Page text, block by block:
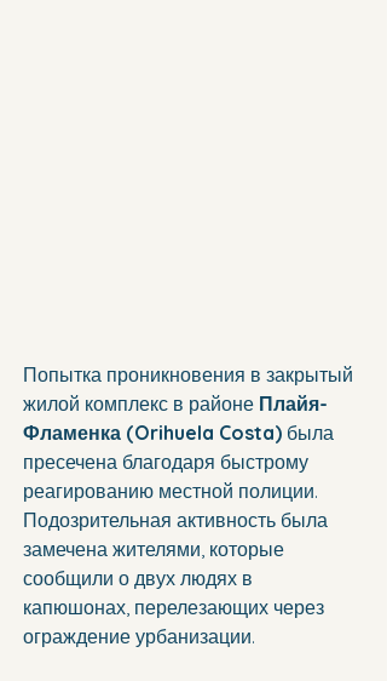
Попытка проникновения в закрытый
жилой комплекс в районе Плайя-
Фламенка (Orihuela Costa) была
пресечена благодаря быстрому
реагированию местной полиции.
Подозрительная активность была
замечена жителями, которые
сообщили о двух людях в
капюшонах, перелезающих через
ограждение урбанизации.